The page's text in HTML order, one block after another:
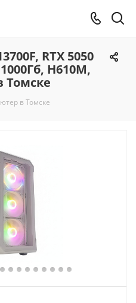
RTX 5050
H610M,
Томске
в Томске